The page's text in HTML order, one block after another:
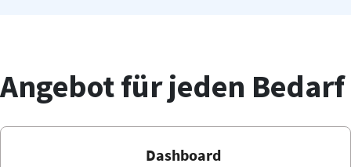
Angebot für jeden Bedarf
Dashboard